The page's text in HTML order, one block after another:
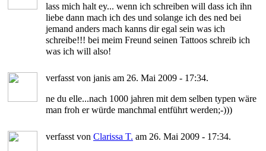
lass mich halt ey... wenn ich schreiben will dass ich ihn
liebe dann mach ich des und solange ich des ned bei
jemand anders mach kanns dir egal sein was ich
schreibe!!! bei meim Freund seinen Tattoos schreib ich
was ich will also!
verfasst von janis am 26. Mai 2009 - 17:34.
ne du elle...nach 1000 jahren mit dem selben typen wäre
man froh er würde manchmal entführt werden;-)))
verfasst von Clarissa T. am 26. Mai 2009 - 17:34.